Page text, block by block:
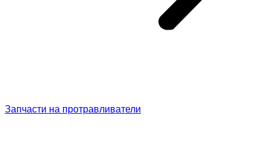
Запчасти на протравливатели